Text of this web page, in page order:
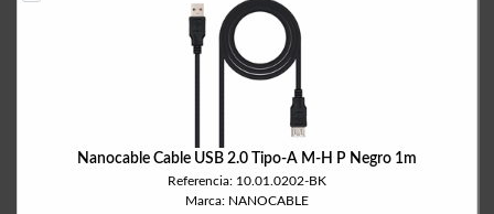
Nanocable Cable USB 2.0 Tipo-A M-H P Negro 1m
Referencia: 10.01.0202-BK
Marca: NANOCABLE